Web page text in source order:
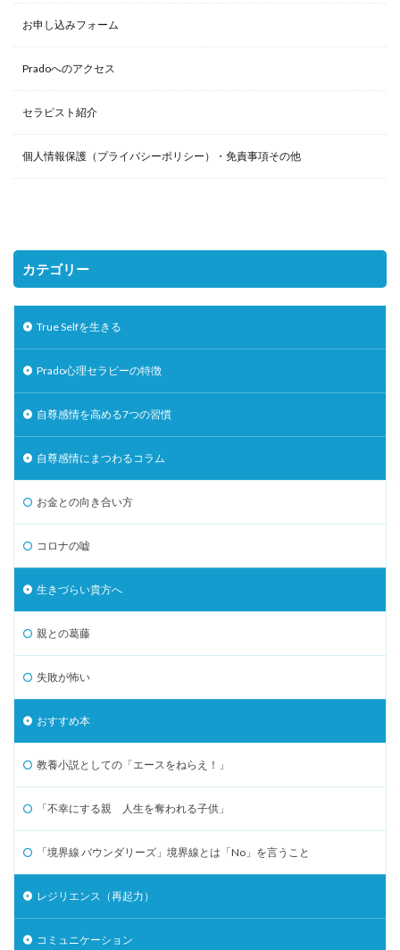
お申し込みフォーム
Pradoへのアクセス
セラピスト紹介
個人情報保護（プライバシーポリシー）・免責事項その他
カテゴリー
True Selfを生きる
Prado心理セラピーの特徴
自尊感情を高める7つの習慣
自尊感情にまつわるコラム
お金との向き合い方
コロナの嘘
生きづらい貴方へ
親との葛藤
失敗が怖い
おすすめ本
教養小説としての「エースをねらえ！」
「不幸にする親 人生を奪われる子供」
「境界線 バウンダリーズ」境界線とは「No」を言うこと
レジリエンス（再起力）
コミュニケーション